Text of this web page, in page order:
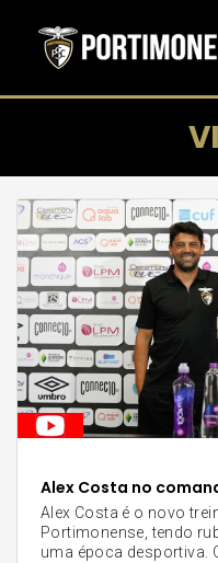
Alex Costa no
Alex Costa é o novo
Portimonense, tendo
uma época desportiva.